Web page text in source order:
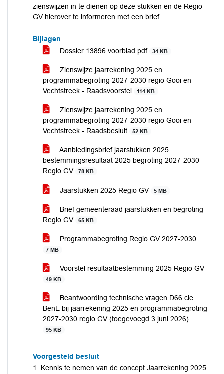
zienswijzen in te dienen op deze stukken en de Regio
GV hierover te informeren met een brief.
Bijlagen
Dossier 13896 voorblad.pdf
34 KB
Zienswijze jaarrekening 2025 en
programmabegroting 2027-2030 regio Gooi en
Vechtstreek - Raadsvoorstel
114 KB
Zienswijze jaarrekening 2025 en
programmabegroting 2027-2030 regio Gooi en
Vechtstreek - Raadsbesluit
52 KB
Aanbiedingsbrief jaarstukken 2025
bestemmingsresultaat 2025 begroting 2027-2030
Regio GV
78 KB
Jaarstukken 2025 Regio GV 5 MB
Brief gemeenteraad jaarstukken en begroting
Regio GV
65 KB
Programmabegroting Regio GV 2027-2030
7 MB
Voorstel resultaatbestemming 2025 Regio GV
49 KB
Beantwoording technische vragen D66 cie
BenE bij jaarrekening 2025 en programmabegroting
2027-2030 regio GV (toegevoegd 3 juni 2026)
95 KB
Voorgesteld besluit
1. Kennis te nemen van de concept Jaarrekening 2025